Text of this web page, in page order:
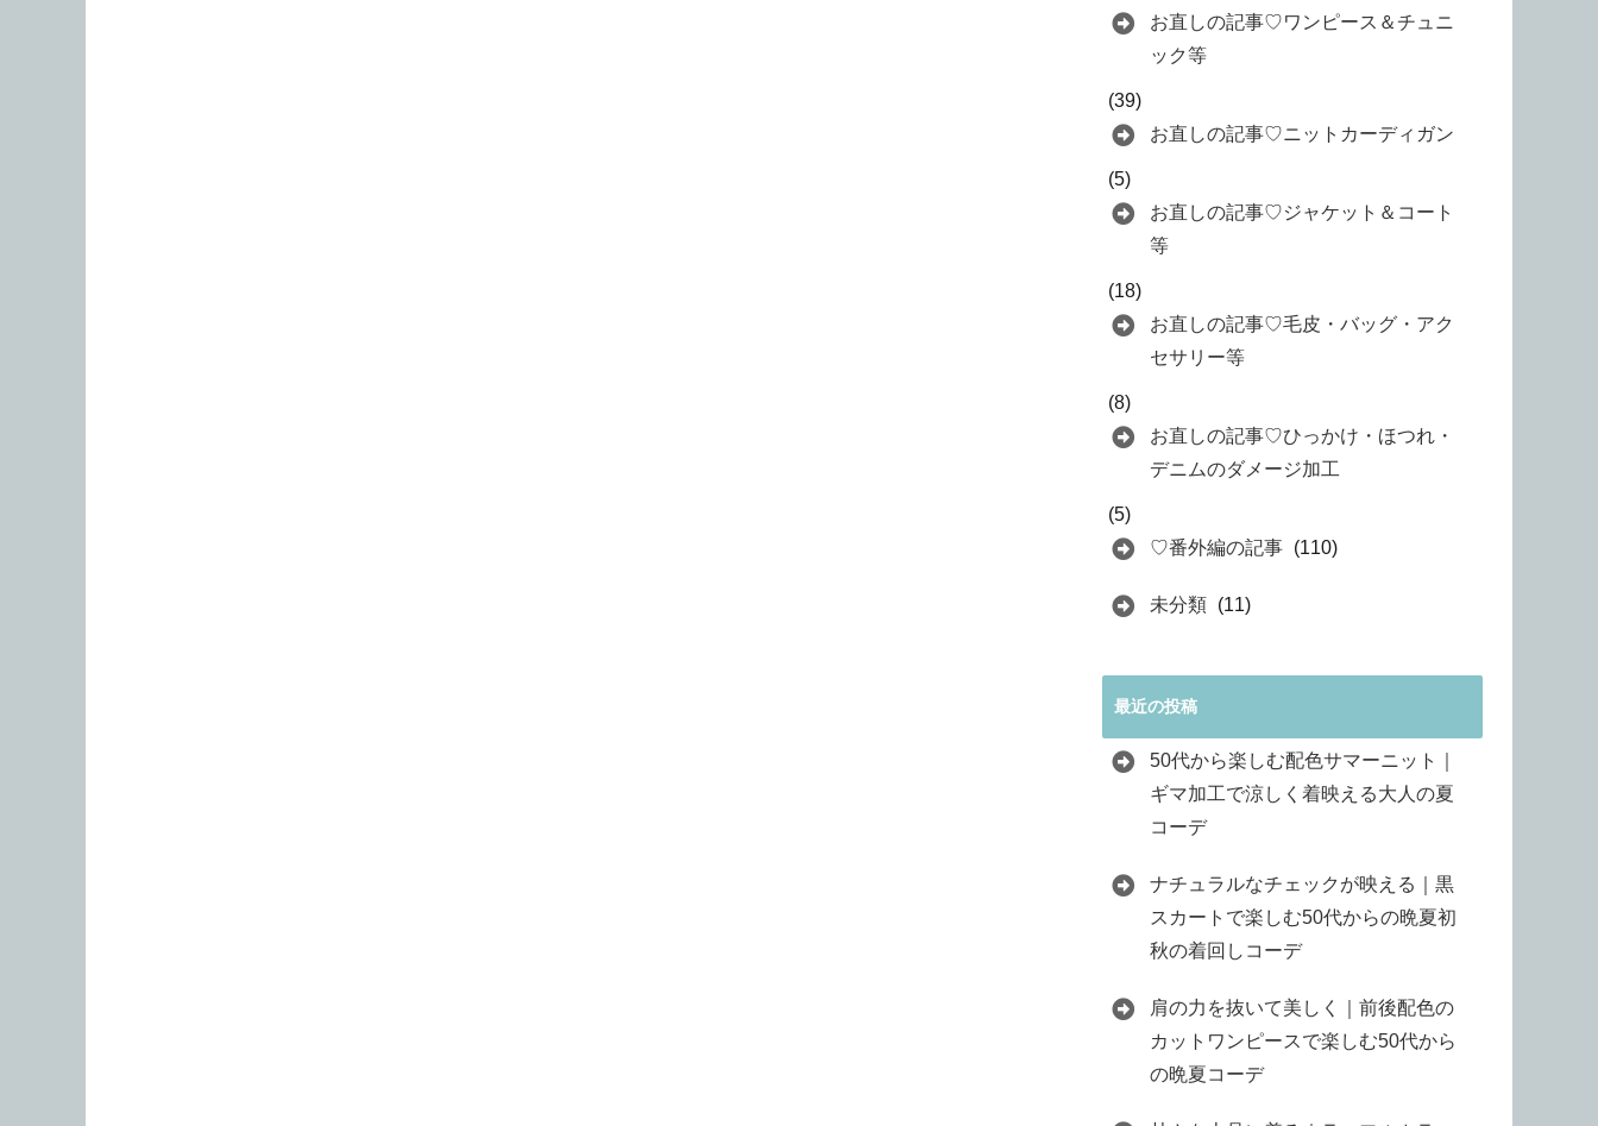
お直しの記事♡ワンピース＆チュニ
ック等
(39)
お直しの記事♡ニットカーディガン
(5)
お直しの記事♡ジャケット＆コート
等
(18)
お直しの記事♡毛皮・バッグ・アク
セサリー等
(8)
お直しの記事♡ひっかけ・ほつれ・
デニムのダメージ加工
(5)
♡番外編の記事 (110)
未分類 (11)
最近の投稿
50代から楽しむ配色サマーニット｜
ギマ加工で涼しく着映える大人の夏
コーデ
ナチュラルなチェックが映える｜黒
スカートで楽しむ50代からの晩夏初
秋の着回しコーデ
肩の力を抜いて美しく｜前後配色の
カットワンピースで楽しむ50代から
の晩夏コーデ